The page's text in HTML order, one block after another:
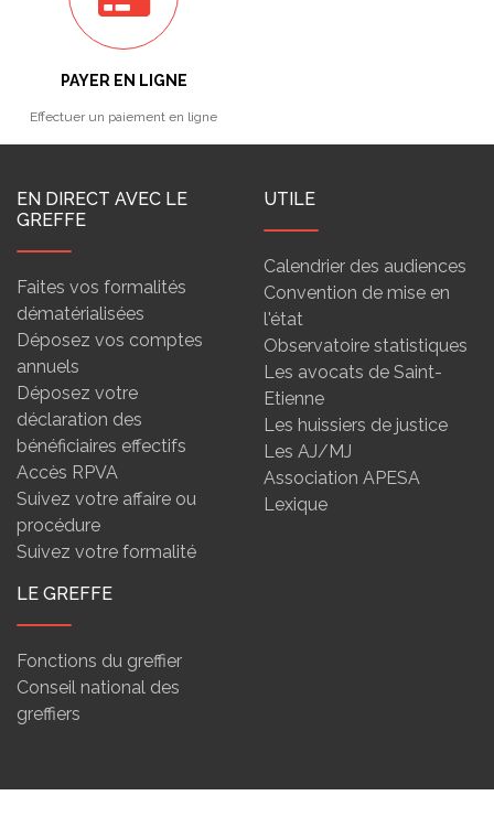
PAYER EN LIGNE
Effectuer un paiement en ligne
EN DIRECT AVEC LE
GREFFE
Faites vos formalités
dématérialisées
Déposez vos comptes
annuels
Déposez votre
déclaration des
bénéficiaires effectifs
Accès RPVA
Suivez votre affaire ou
procédure
Suivez votre formalité
UTILE
Calendrier des audiences
Convention de mise en
l'état
Observatoire statistiques
Les avocats de Saint-
Etienne
Les huissiers de justice
Les AJ/MJ
Association APESA
Lexique
LE GREFFE
Fonctions du greffier
Conseil national des
greffiers